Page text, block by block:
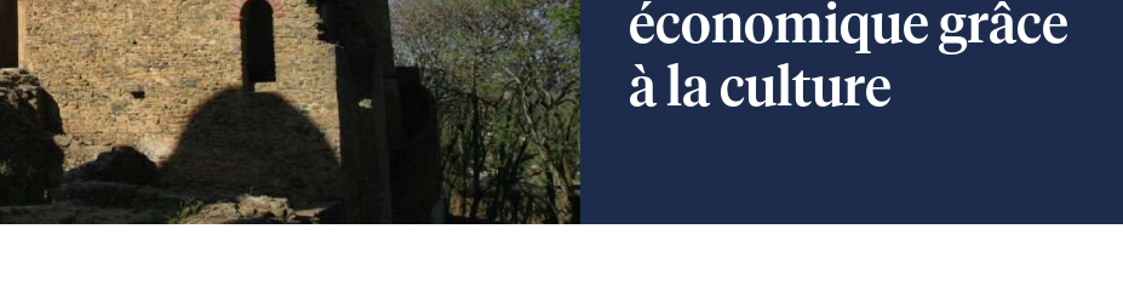
économique grâce
à la culture